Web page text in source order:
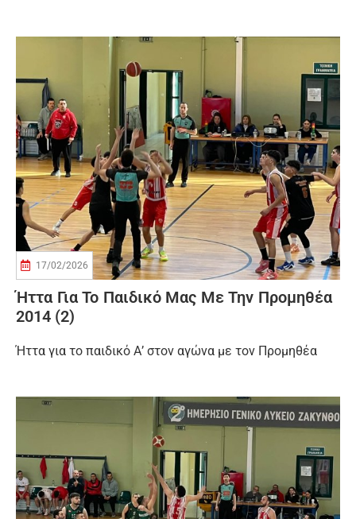
17/02/2026
Ήττα Για Το Παιδικό Μας Με Την Προμηθέα
2014 (2)
Ήττα για το παιδικό Α’ στον αγώνα με τον Προμηθέα